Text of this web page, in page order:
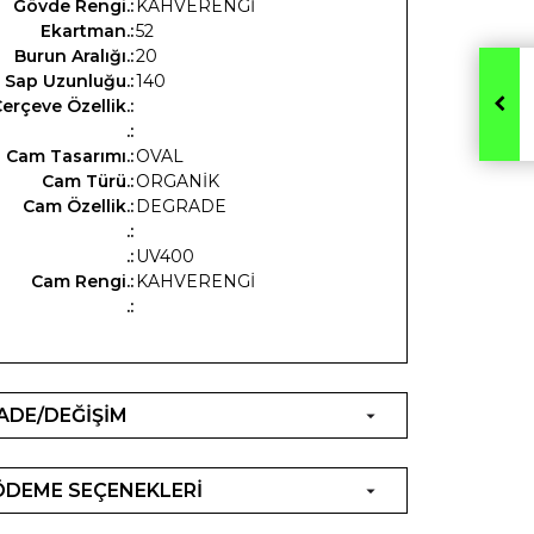
Gövde Rengi.: KAHVERENGİ
Ekartman.:52
Burun Aralığı.:20
Sap Uzunluğu.:140
Özellik.:
.:
Cam Tasarımı.:OVAL
Cam Türü.:ORGANİK
Cam Özellik.:DEGRADE
.:
.:UV400
Cam Rengi.:KAHVERENGİ
.:
DEĞİŞİM
SEÇENEKLERİ